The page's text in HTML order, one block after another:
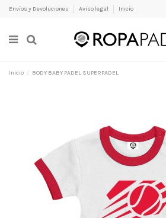
Envíos y Devoluciones Aviso legal Inicio
Inicio BODY BABY PADEL SUPERPADEL